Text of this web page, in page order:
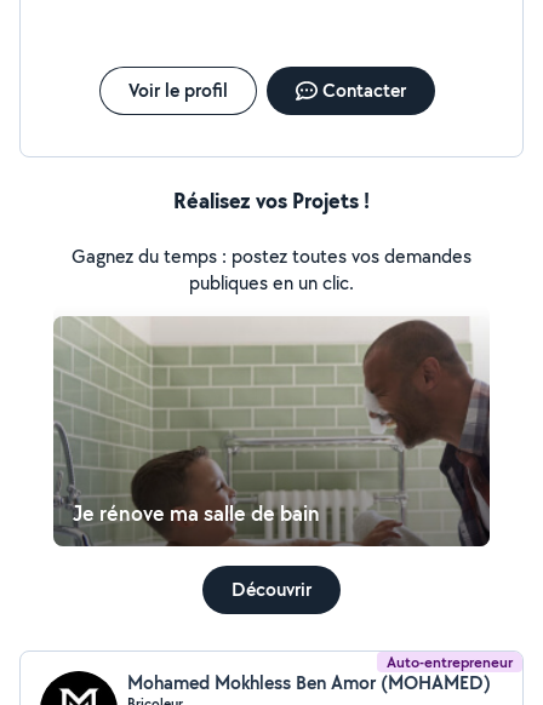
Voir le profil Contacter
Réalisez vos Projets !
Gagnez du temps : postez toutes vos demandes
publiques en un clic.
Je rénove ma salle de bain
Découvrir
Auto-entrepreneur
Mohamed Mokhless Ben Amor (MOHAMED)